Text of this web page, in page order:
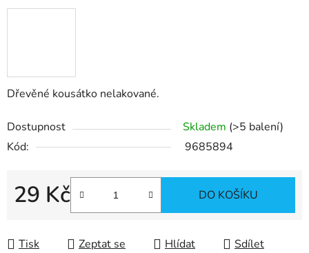
Dřevěné kousátko nelakované.
Dostupnost Skladem (>5 balení)
Kód:
9685894
29 Kč
Měrná cena:
DO KOŠÍKU
Tisk Zeptat se Hlídat Sdílet